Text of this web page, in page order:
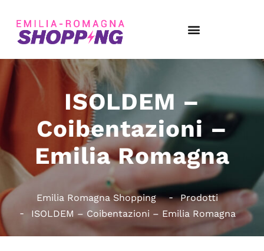
ISOLDEM –
Coibentazioni –
Emilia Romagna
Emilia Romagna Shopping
Prodotti
ISOLDEM – Coibentazioni – Emilia Romagna